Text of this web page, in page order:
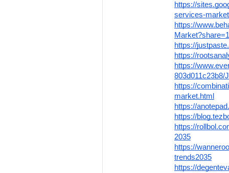
https://
services-
https://
Market?share=1
https://
https://
https://
803d011c23b8/
https://
market.html
https://
https://
https://
2035
https://
trends2035
https://